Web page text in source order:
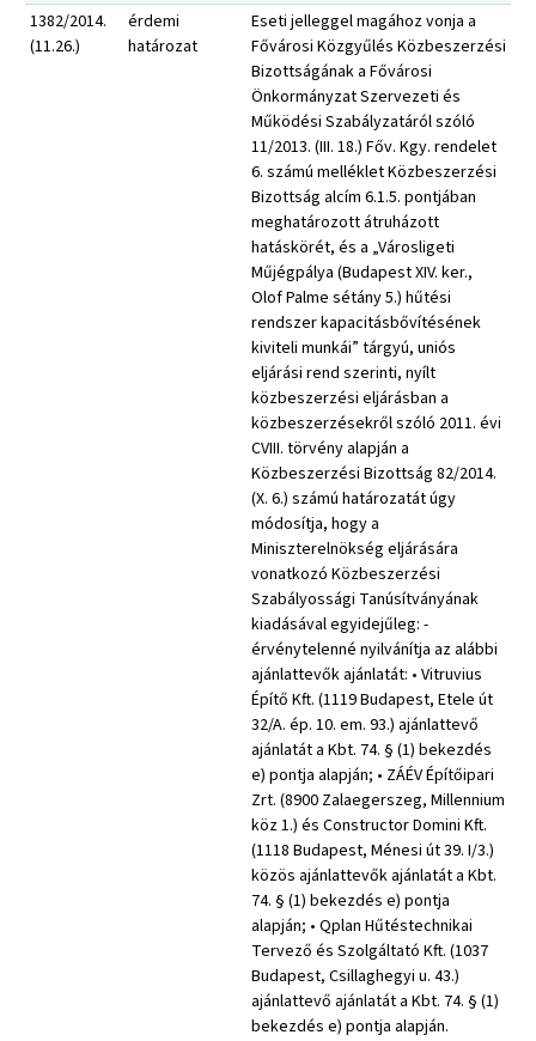
1382/2014.
(11.26.)
érdemi
határozat
Eseti jelleggel magához vonja a
Fővárosi Közgyűlés Közbeszerzési
Bizottságának a Fővárosi
Önkormányzat Szervezeti és
Működési Szabályzatáról szóló
11/2013. (III. 18.) Főv. Kgy. rendelet
6. számú melléklet Közbeszerzési
Bizottság alcím 6.1.5. pontjában
meghatározott átruházott
hatáskörét, és a „Városligeti
Műjégpálya (Budapest XIV. ker.,
Olof Palme sétány 5.) hűtési
rendszer kapacitásbővítésének
kiviteli munkái” tárgyú, uniós
eljárási rend szerinti, nyílt
közbeszerzési eljárásban a
közbeszerzésekről szóló 2011. évi
CVIII. törvény alapján a
Közbeszerzési Bizottság 82/2014.
(X. 6.) számú határozatát úgy
módosítja, hogy a
Miniszterelnökség eljárására
vonatkozó Közbeszerzési
Szabályossági Tanúsítványának
kiadásával egyidejűleg: -
érvénytelenné nyilvánítja az alábbi
ajánlattevők ajánlatát: • Vitruvius
Építő Kft. (1119 Budapest, Etele út
32/A. ép. 10. em. 93.) ajánlattevő
ajánlatát a Kbt. 74. § (1) bekezdés
e) pontja alapján; • ZÁÉV Építőipari
Zrt. (8900 Zalaegerszeg, Millennium
köz 1.) és Constructor Domini Kft.
(1118 Budapest, Ménesi út 39. I/3.)
közös ajánlattevők ajánlatát a Kbt.
74. § (1) bekezdés e) pontja
alapján; • Qplan Hűtéstechnikai
Tervező és Szolgáltató Kft. (1037
Budapest, Csillaghegyi u. 43.)
ajánlattevő ajánlatát a Kbt. 74. § (1)
bekezdés e) pontja alapján.